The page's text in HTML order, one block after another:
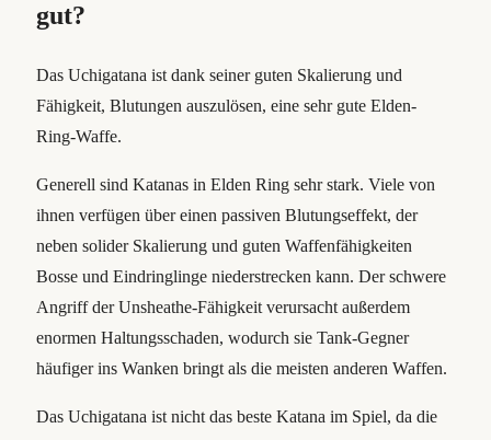
gut?
Das Uchigatana ist dank seiner guten Skalierung und
Fähigkeit, Blutungen auszulösen, eine sehr gute Elden-
Ring-Waffe.
Generell sind Katanas in Elden Ring sehr stark. Viele von
ihnen verfügen über einen passiven Blutungseffekt, der
neben solider Skalierung und guten Waffenfähigkeiten
Bosse und Eindringlinge niederstrecken kann. Der schwere
Angriff der Unsheathe-Fähigkeit verursacht außerdem
enormen Haltungsschaden, wodurch sie Tank-Gegner
häufiger ins Wanken bringt als die meisten anderen Waffen.
Das Uchigatana ist nicht das beste Katana im Spiel, da die